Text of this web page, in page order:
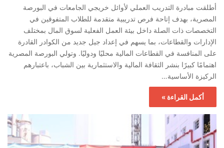
أطلقت مبادرة التدريب العملي لأوائل خريجي الجامعات في البورصة
المصرية، بهدف إتاحة فرص تدريبية متقدمة للطلاب المتفوقين في
التخصصات ذات الصلة داخل بيئة العمل الفعلية لسوق المال بمختلف
الإدارات والقطاعات، بما يسهم في إعداد جيل جديد من الكوادر القادرة
على المنافسة في القطاعات المالية محليًا ودوليًا. وتولي البورصة المصرية
اهتمامًا كبيرًا بنشر الثقافة المالية والاستثمارية بين الشباب، باعتبارهم
الركيزة الأساسية…
أكمل القراءة »